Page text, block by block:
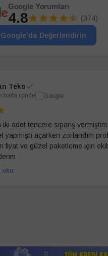
Google Yorumları
4.8 (374)
Değerlendirin
Teko
hafta içinde
iki adet tencere sipariş vermiştim
yapmıştı açarken zorlandım
fiyat ve güzel paketleme için
oku